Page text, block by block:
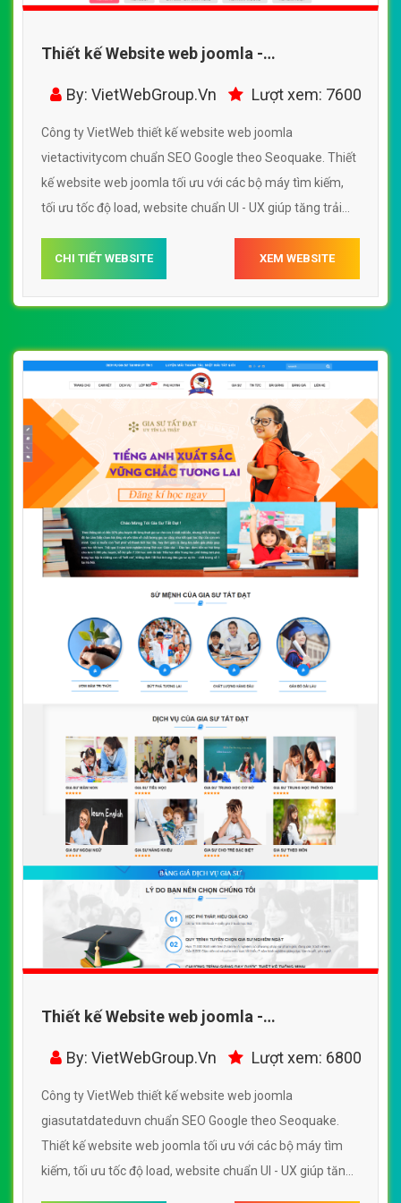
Thiết kế Website web joomla -
vietactivitycom
By: VietWebGroup.Vn Lượt xem: 7600
Công ty VietWeb thiết kế website web joomla
vietactivitycom chuẩn SEO Google theo Seoquake. Thiết
kế website web joomla tối ưu với các bộ máy tìm kiếm,
tối ưu tốc độ load, website chuẩn UI - UX giúp tăng trải
vietactivitycom
CHI TIẾT WEBSITE XEM WEBSITE
Thiết kế Website web joomla -
giasutatdateduvn
By: VietWebGroup.Vn Lượt xem: 6800
Công ty VietWeb thiết kế website web joomla
giasutatdateduvn chuẩn SEO Google theo Seoquake.
Thiết kế website web joomla tối ưu với các bộ máy tìm
kiếm, tối ưu tốc độ load, website chuẩn UI - UX giúp tăng